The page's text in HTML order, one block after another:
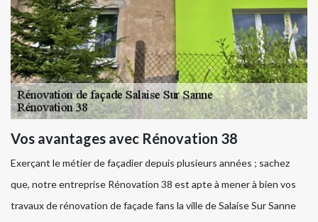
Vos avantages avec Rénovation 38
Exerçant le métier de façadier depuis plusieurs années ; sachez
que, notre entreprise Rénovation 38 est apte à mener à bien vos
travaux de rénovation de façade fans la ville de Salaise Sur Sanne